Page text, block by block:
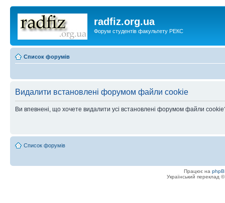
radfiz.org.ua
Форум студентів факультету РЕКС
Список форумів
Видалити встановлені форумом файли cookie
Ви впевнені, що хочете видалити усі встановлені форумом файли
Список форумів
Працює на
Український переклад